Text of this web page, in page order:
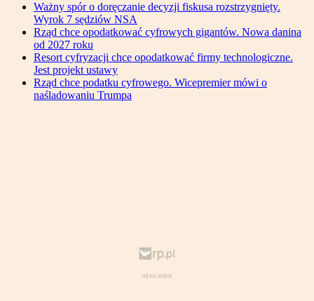
Ważny spór o doręczanie decyzji fiskusa rozstrzygnięty.
Wyrok 7 sędziów NSA
Rząd chce opodatkować cyfrowych gigantów. Nowa danina
od 2027 roku
Resort cyfryzacji chce opodatkować firmy technologiczne.
Jest projekt ustawy
Rząd chce podatku cyfrowego. Wicepremier mówi o
naśladowaniu Trumpa